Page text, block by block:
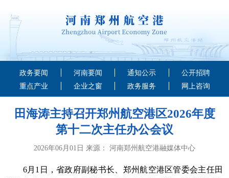
政务要闻 河南要闻 通知公示
公开招聘
重点产业
企业之窗 政务服务 网上咨询
田海涛主持召开郑州航空港区2026年度
第十二次主任办公会议
2026年06月01日 来源： 河南郑州航空港融媒体中心
6月1日，省政府副秘书长、郑州航空港区管委会主任田